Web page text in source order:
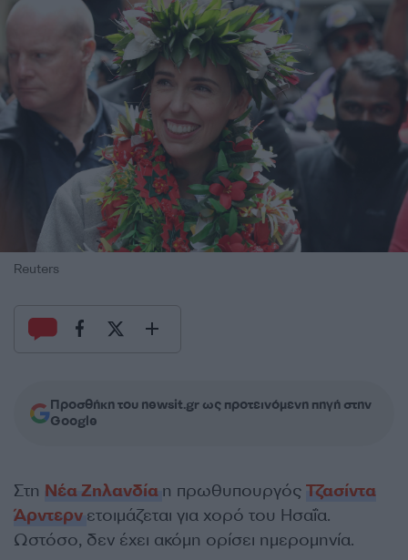
Reuters
Προσθήκη του newsit.gr ως προτεινόμενη πηγή στην
Google
Στη Νέα Ζηλανδία η πρωθυπουργός Τζασίντα
Άρντερν ετοιμάζεται για χορό του Ησαΐα.
Ωστόσο, δεν έχει ακόμη ορίσει ημερομηνία.